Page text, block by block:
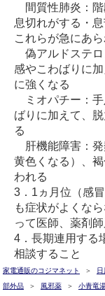
間質性肺炎：階
息切れがする・
これらが急にあ
偽アルドステロ
感やこわばりに
に強くなる
ミオパチー：手
ばりに加えて、
る
肝機能障害：発
黄色くなる）、
われる
3．1ヵ月位（感
も症状がよくな
って医師、薬剤
4．長期連用する
相談すること
家電通販のコジマネット
部外品
風邪薬 小青竜